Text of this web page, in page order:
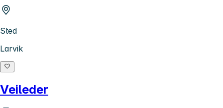
Sted
Larvik
Veileder